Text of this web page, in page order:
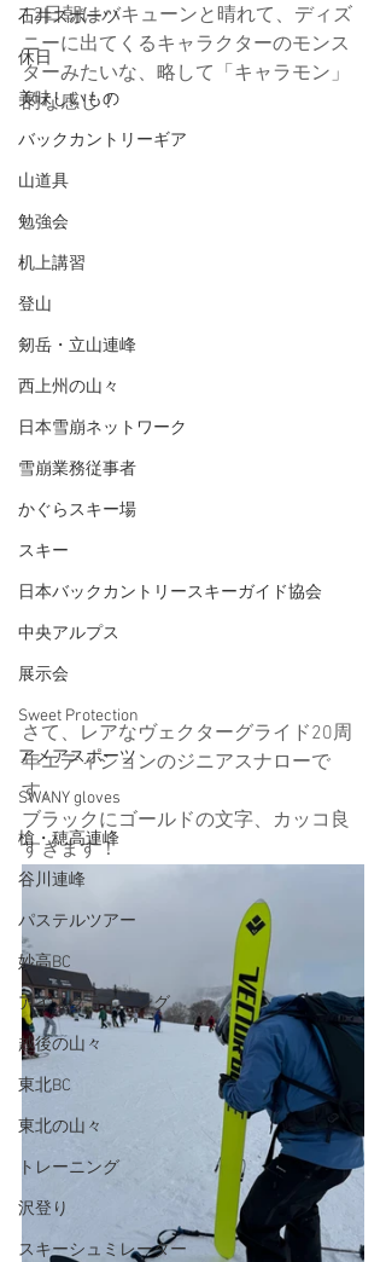
石井スポーツ
休日
美味しいもの
バックカントリーギア
山道具
勉強会
机上講習
登山
剱岳・立山連峰
西上州の山々
日本雪崩ネットワーク
雪崩業務従事者
かぐらスキー場
スキー
日本バックカントリースキーガイド協会
中央アルプス
展示会
Sweet Protection
アメアスポーツ
SWANY gloves
槍・穂高連峰
谷川連峰
パステルツアー
妙高BC
アイスクライミング
越後の山々
東北BC
東北の山々
トレーニング
沢登り
スキーシュミレーター
12日朝はバキューンと晴れて、ディズ
ニーに出てくるキャラクターのモンス
ターみたいな、略して「キャラモン」
的な感じ！
さて、レアなヴェクターグライド20周
年エディションのジニアスナローで
す。
ブラックにゴールドの文字、カッコ良
すぎます！